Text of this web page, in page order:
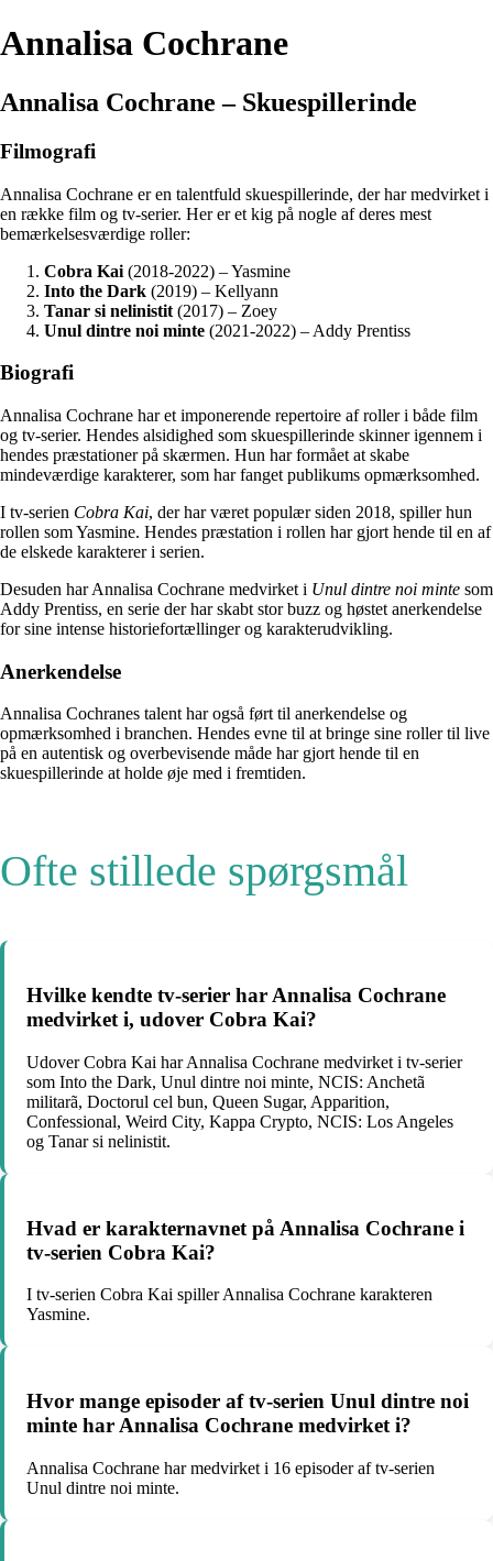
Annalisa Cochrane
Annalisa Cochrane – Skuespillerinde
Filmografi
Annalisa Cochrane er en talentfuld skuespillerinde, der har medvirket i
en række film og tv-serier. Her er et kig på nogle af deres mest
bemærkelsesværdige roller:
Cobra Kai (2018-2022) – Yasmine
Into the Dark (2019) – Kellyann
Tanar si nelinistit (2017) – Zoey
Unul dintre noi minte (2021-2022) – Addy Prentiss
Biografi
Annalisa Cochrane har et imponerende repertoire af roller i både film
og tv-serier. Hendes alsidighed som skuespillerinde skinner igennem i
hendes præstationer på skærmen. Hun har formået at skabe
mindeværdige karakterer, som har fanget publikums opmærksomhed.
I tv-serien Cobra Kai, der har været populær siden 2018, spiller hun
rollen som Yasmine. Hendes præstation i rollen har gjort hende til en af
de elskede karakterer i serien.
Desuden har Annalisa Cochrane medvirket i Unul dintre noi minte som
Addy Prentiss, en serie der har skabt stor buzz og høstet anerkendelse
for sine intense historiefortællinger og karakterudvikling.
Anerkendelse
Annalisa Cochranes talent har også ført til anerkendelse og
opmærksomhed i branchen. Hendes evne til at bringe sine roller til live
på en autentisk og overbevisende måde har gjort hende til en
skuespillerinde at holde øje med i fremtiden.
Ofte stillede spørgsmål
Hvilke kendte tv-serier har Annalisa Cochrane
medvirket i, udover Cobra Kai?
Udover Cobra Kai har Annalisa Cochrane medvirket i tv-serier
som Into the Dark, Unul dintre noi minte, NCIS: Anchetã
militarã, Doctorul cel bun, Queen Sugar, Apparition,
Confessional, Weird City, Kappa Crypto, NCIS: Los Angeles
og Tanar si nelinistit.
Hvad er karakternavnet på Annalisa Cochrane i
tv-serien Cobra Kai?
I tv-serien Cobra Kai spiller Annalisa Cochrane karakteren
Yasmine.
Hvor mange episoder af tv-serien Unul dintre noi
minte har Annalisa Cochrane medvirket i?
Annalisa Cochrane har medvirket i 16 episoder af tv-serien
Unul dintre noi minte.